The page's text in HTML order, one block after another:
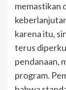
memastikan
karena itu,
terus
pendanaan,
program.